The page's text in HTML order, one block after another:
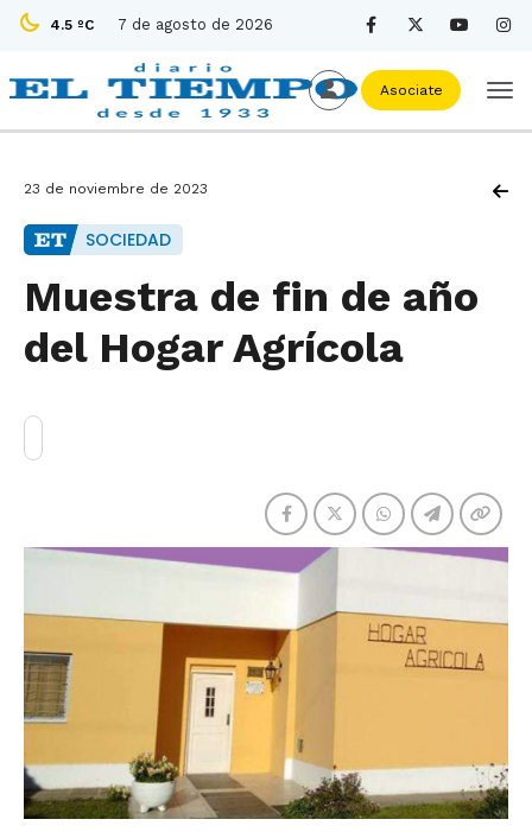
4.5 ºC 7 de agosto de 2026
Asociate
23 de noviembre de 2023
SOCIEDAD
Muestra de fin de año
del Hogar Agrícola